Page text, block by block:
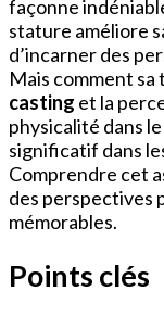
façonne
stature améliore
d’incarner des
Mais comment
casting et la
physicalité dans
significatif dans
Comprendre cet
des perspectives
mémorables.
Points clés